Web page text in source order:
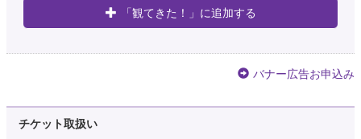
「観てきた！」に追加する
バナー広告お申込み
チケット取扱い